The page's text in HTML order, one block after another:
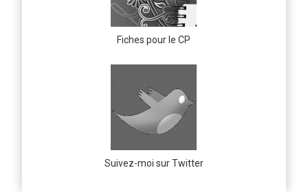
Fiches pour le CP
Suivez-moi sur Twitter